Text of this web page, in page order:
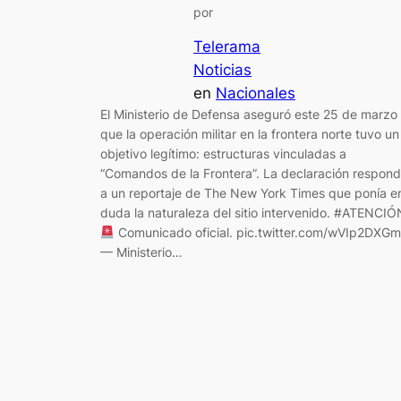
por
Telerama
Noticias
en Nacionales
El Ministerio de Defensa aseguró este 25 de marzo
que la operación militar en la frontera norte tuvo un
objetivo legítimo: estructuras vinculadas a
“Comandos de la Frontera”. La declaración
a un reportaje de The New York Times que ponía
duda la naturaleza del sitio intervenido.
Comunicado oficial. pic.twitter.com/
— Ministerio…